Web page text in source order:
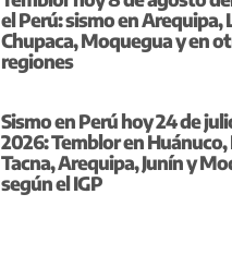
el Perú: sismo en Arequipa,
Chupaca, Moquegua y en
regiones
Sismo en Perú hoy 24 de
2026: Temblor en Huánuco,
Tacna, Arequipa, Junín y
según el IGP